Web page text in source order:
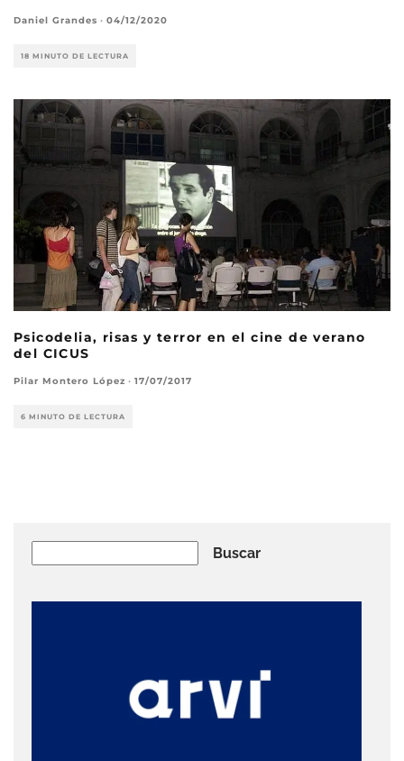
Daniel Grandes · 04/12/2020
18 MINUTO DE LECTURA
Psicodelia, risas y terror en el cine de verano
del CICUS
Pilar Montero López · 17/07/2017
6 MINUTO DE LECTURA
Buscar